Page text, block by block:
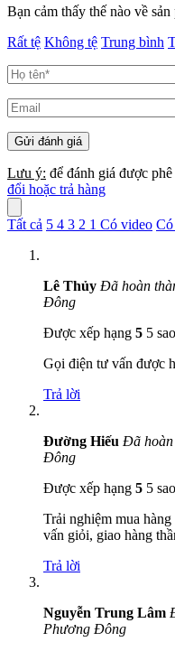
Bạn cảm thấy thế nào về
Rất tệ Không tệ Trung bình
Lưu ý: để đánh giá được
đổi hoặc trả hàng
Tất cả 5 4 3 2 1 Có video Có
Lê Thủy Đã hoàn
Đông
Được xếp hạng 5 5 sao
Gọi điện tư vấn được
Trả lời
Đường Hiếu Đã hoàn
Đông
Được xếp hạng 5 5 sao
Trải nghiệm mua
vấn giỏi, giao hàng
Trả lời
Nguyễn Trung Lâm
Phương Đông